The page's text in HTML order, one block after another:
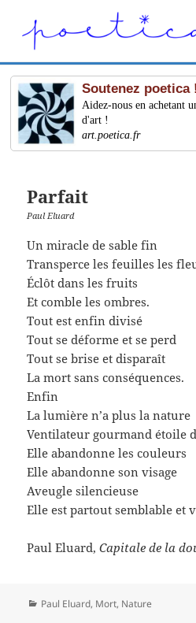
Soutenez poetica !
Aidez-nous en achetant
d'art !
art.poetica.fr
Parfait
Paul Eluard
Un miracle de sable fin
Transperce les feuilles les
Éclôt dans les fruits
Et comble les ombres.
Tout est enfin divisé
Tout se déforme et se perd
Tout se brise et disparaît
La mort sans conséquences.
Enfin
La lumière n’a plus la nature
Ventilateur gourmand étoile
Elle abandonne les couleurs
Elle abandonne son visage
Aveugle silencieuse
Elle est partout semblable et
Paul Eluard,Capitale de la
Catégories
Paul Eluard, Mort, Nature